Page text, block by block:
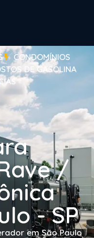
CONDOMÍNIOS
DE GASOLINA
/
- SP
em São Paulo